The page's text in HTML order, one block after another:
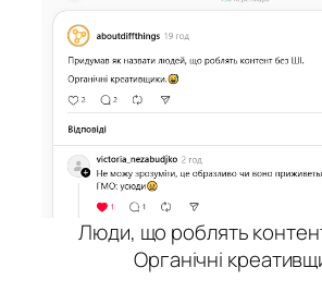
Люди, що роблять
Органічні